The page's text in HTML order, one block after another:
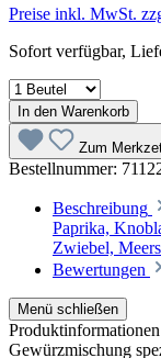
Preise inkl. MwSt.
Sofort verfügbar,
In den Warenkorb
Zum
Bestellnummer:
Beschreibung
Paprika,
Zwiebel,
Bewertungen
Menü schließen
Gewürzmischung